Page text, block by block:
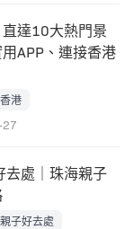
達10大熱門景
APP、連接香港
香港
去處｜珠海親子
親子好去處